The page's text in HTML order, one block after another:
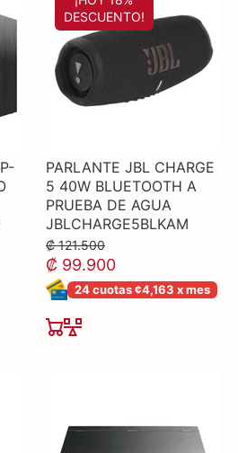
PARLANTE JBL CHARGE
5 40W BLUETOOTH A
PRUEBA DE AGUA
JBLCHARGE5BLKAM
₡ 121.500
₡ 99.900
24 cuotas ¢4,163 x mes
DESCUENTO!